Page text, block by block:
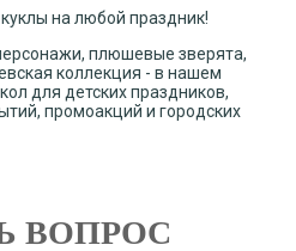
на любой праздник!
плюшевые зверята,
коллекция - в нашем
для детских праздников,
промоакций и городских
ВОПРОС